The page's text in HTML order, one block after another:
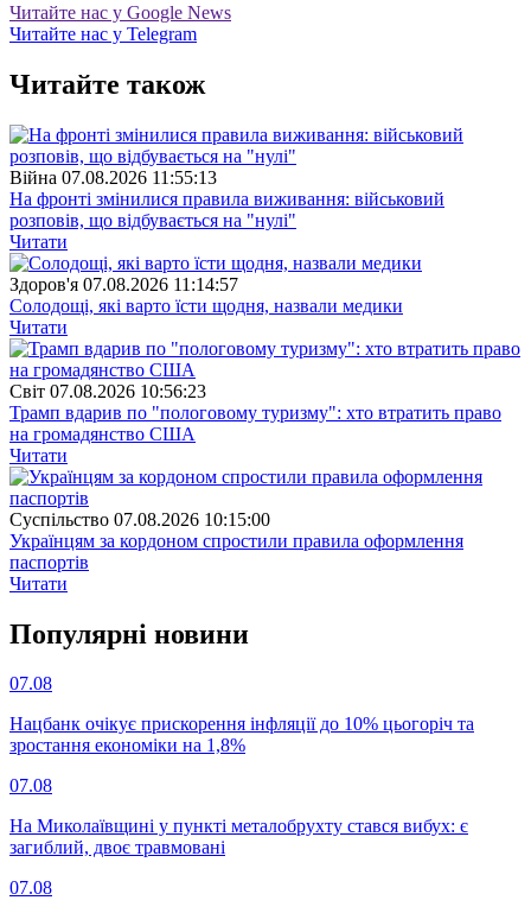
Читайте нас у Google News
Читайте нас у Telegram
Читайте також
Війна 07.08.2026 11:55:13
На фронті змінилися правила виживання: військовий
розповів, що відбувається на "нулі"
Читати
Здоров'я 07.08.2026 11:14:57
Солодощі, які варто їсти щодня, назвали медики
Читати
Свiт 07.08.2026 10:56:23
Трамп вдарив по "пологовому туризму": хто втратить право
на громадянство США
Читати
Суспiльство 07.08.2026 10:15:00
Українцям за кордоном спростили правила оформлення
паспортів
Читати
Популярнi новини
07.08
Нацбанк очікує прискорення інфляції до 10% цьогоріч та
зростання економіки на 1,8%
07.08
На Миколаївщині у пункті металобрухту стався вибух: є
загиблий, двоє травмовані
07.08